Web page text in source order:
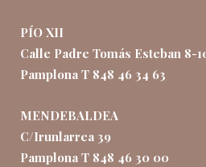
PÍO XII
Calle Padre Tomás Esteban 8-
Pamplona T 848 46 34 63
MENDEBALDEA
C/Irunlarrea 39
Pamplona T 848 46 30 00